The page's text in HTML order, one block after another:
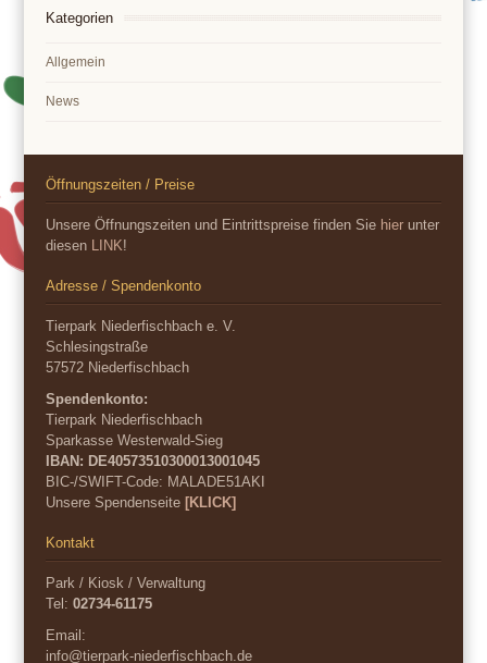
Kategorien
Allgemein
News
Öffnungszeiten / Preise
Unsere Öffnungszeiten und Eintrittspreise finden Sie hier unter
diesen LINK!
Adresse / Spendenkonto
Tierpark Niederfischbach e. V.
Schlesingstraße
57572 Niederfischbach
Spendenkonto:
Tierpark Niederfischbach
Sparkasse Westerwald-Sieg
IBAN: DE40573510300013001045
BIC-/SWIFT-Code: MALADE51AKI
Unsere Spendenseite[KLICK]
Kontakt
Park / Kiosk / Verwaltung
Tel:02734-61175
Email:
info@tierpark-niederfischbach.de